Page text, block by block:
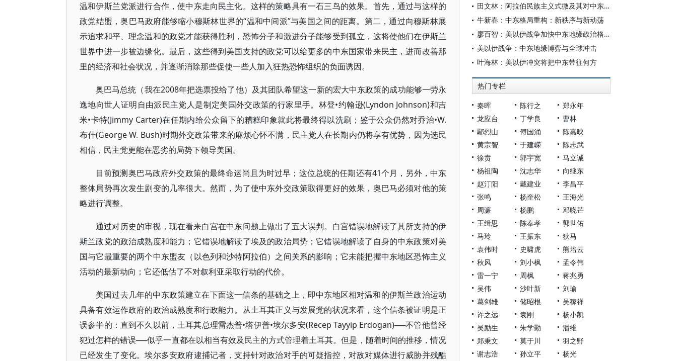
温和伊斯兰党派进行合作，使中东走向民主化。这样的策略具有一石三鸟的效果。首先，通过与这样的
政党结盟，奥巴马政府能够缩小穆斯林世界的“温和中间派”与美国之间的距离。第二，通过向穆斯林展
示追求和平、理念温和的政党才能获得胜利，恐怖分子和激进分子能够受到孤立，这将使他们在伊斯兰
世界中进一步被边缘化。最后，这些得到美国支持的政党可以给更多的中东国家带来民主，进而改善那
里的经济和社会状况，并逐渐消除那些促使一些人加入狂热恐怖组织的负面诱因。
奥巴马总统（我在2008年把选票投给了他）及其团队希望这一新的宏大中东政策的成功能够一劳永
逸地向世人证明自由派民主党人是制定美国外交政策的行家里手。林登•约翰逊(Lyndon Johnson)和吉
米•卡特(Jimmy Carter)在任期内给公众留下的糟糕印象就此将最终得以洗刷；鉴于公众仍然对乔治•W.
布什(George W. Bush)时期外交政策带来的麻烦心怀不满，民主党人在长期内仍将享有优势，因为选民
相信，民主党更能在恶劣的局势下领导美国。
目前预测奥巴马政府外交政策的最终命运尚且为时过早；这位总统的任期还有41个月，另外，中东
整体局势再次发生剧变的几率很大。然而，为了使中东外交政策取得更好的效果，奥巴马必须对他的策
略进行调整。
通过对历史的审视，现在看来白宫在中东问题上做出了五大误判。白宫错误地解读了其所支持的伊
斯兰政党的政治成熟度和能力；它错误地解读了埃及的政治局势；它错误地解读了自身的中东政策对美
国与它最重要的两个中东盟友（以色列和沙特阿拉伯）之间关系的影响；它未能把握中东地区恐怖主义
活动的最新动向；它还低估了不对叙利亚采取行动的代价。
美国过去几年的中东政策建立在下面这一信条的基础之上，即中东地区相对温和的伊斯兰政治运动
具备有效运作政府的政治成熟度和行政能力。从土耳其正义与发展党的状况来看，这个信条被证明是正
误参半的：直到不久以前，土耳其总理雷杰普•塔伊普•埃尔多安(Recep Tayyip Erdogan)──不管他曾经
犯过怎样的错误──似乎一直都在以相当有效及民主的方式管理着土耳其。但是，随着时间的推移，情况
已经发生了变化。埃尔多安政府逮捕记者，支持针对政治对手的可疑指控，对敌对媒体进行威胁并残酷
田文林：阿拉伯民族主义式微及其对中东格局的影响
牛新春：中东格局重构：新秩序与新动荡
廖百智：美以伊战争加快中东地缘政治格局重构
美以伊战争：中东地缘博弈与全球冲击
叶海林：美以伊冲突将把中东带往何方
热门专栏
秦晖 陈行之
郑永年
龙应台
丁学良
曹林
鄢烈山
傅国涌
陈嘉映
黄宗智
于建嵘
陈志武
徐贲
郭宇宽
马立诚
杨祖陶
沈志华
向继东
赵汀阳
戴建业
李昌平
张鸣
杨奎松
王海光
周濂
杨鹏
邓晓芒
王缉思
陈奉孝
郭世佑
马玲
王振东
狄马
袁伟时
史啸虎
熊培云
秋风
刘小枫
孟令伟
雷一宁
周枫
蒋兆勇
吴伟
沙叶新
刘瑜
葛剑雄
储昭根
吴稼祥
许之远
袁刚
杨小凯
吴励生
朱学勤
潘维
郑秉文
莫于川
羽之野
谢志浩
孙立平 杨光